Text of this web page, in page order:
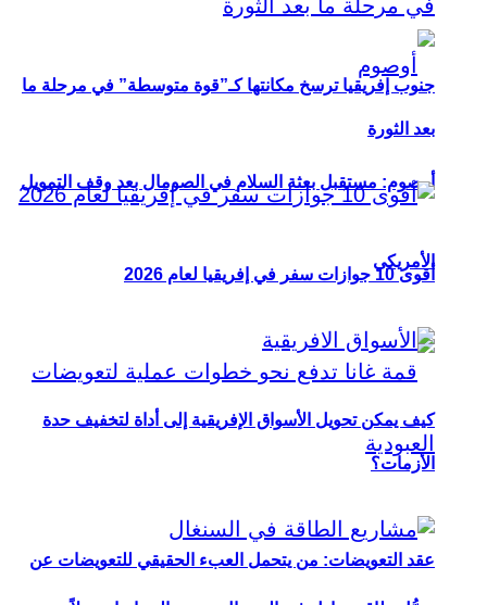
أوصوم: مستقبل بعثة السلام في الصومال بعد وقف التمويل
الأمريكي
عقد التعويضات: من يتحمل العبء الحقيقي للتعويضات عن
جنوب إفريقيا ترسخ مكانتها كـ”قوة متوسطة” في مرحلة ما
بعد الثورة
أقوى 10 جوازات سفر في إفريقيا لعام 2026
كيف يمكن تحويل الأسواق الإفريقية إلى أداة لتخفيف حدة
الأزمات؟